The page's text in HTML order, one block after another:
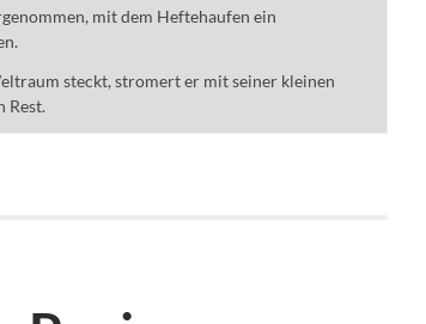
mit dem Heftehaufen ein
steckt, stromert er mit seiner kleinen
Rest.